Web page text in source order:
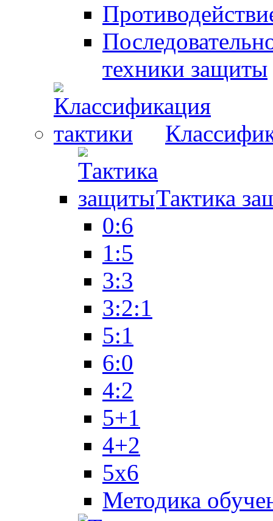
техники защиты
Тактика
0:6
1:5
3:3
3:2:1
5:1
6:0
4:2
5+1
4+2
5x6
Методика